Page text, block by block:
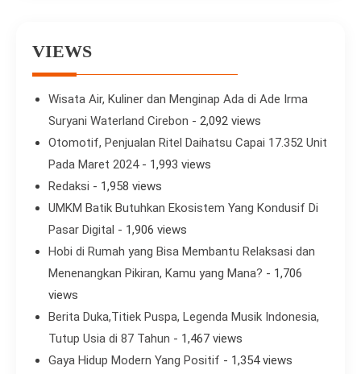
VIEWS
Wisata Air, Kuliner dan Menginap Ada di Ade Irma
Suryani Waterland Cirebon - 2,092 views
Otomotif, Penjualan Ritel Daihatsu Capai 17.352 Unit
Pada Maret 2024- 1,993 views
Redaksi - 1,958 views
UMKM Batik Butuhkan Ekosistem Yang Kondusif Di
Pasar Digital - 1,906 views
Hobi di Rumah yang Bisa Membantu Relaksasi dan
Menenangkan Pikiran, Kamu yang Mana? - 1,706
views
Berita Duka,Titiek Puspa, Legenda Musik Indonesia,
Tutup Usia di 87 Tahun - 1,467 views
Gaya Hidup Modern Yang Positif - 1,354 views